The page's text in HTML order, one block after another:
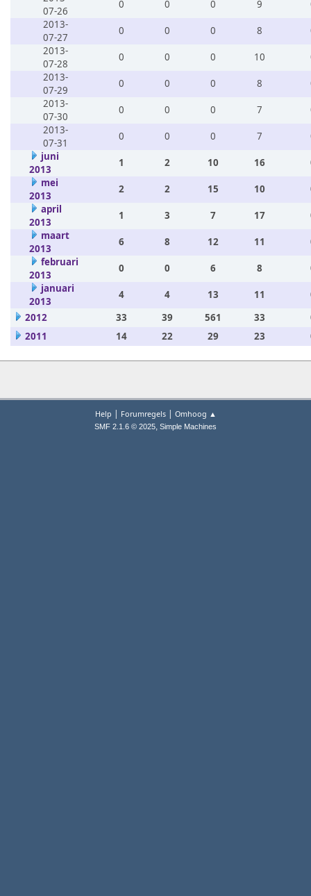
07-26
0 0 0 9
2013-
07-27
0 0 0 8
2013-
07-28
0 0 0 10
2013-
07-29
0 0 0 8
2013-
07-30
0 0 0 7
2013-
07-31
0 0 0 7
juni
2013
1 2 10 16
mei
2013
2 2 15 10
april
2013
1 3 7 17
maart
2013
6 8 12 11
februari
2013
0 0 6 8
januari
2013
4 4 13 11
2012
33 39 561 33
2011
14 22 29 23
Help | Forumregels| Omhoog ▲
SMF 2.1.6 © 2025, Simple Machines